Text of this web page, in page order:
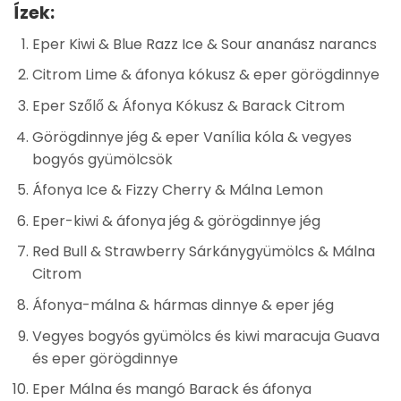
Ízek:
Eper Kiwi & Blue Razz Ice & Sour ananász narancs
Citrom Lime & áfonya kókusz & eper görögdinnye
Eper Szőlő & Áfonya Kókusz & Barack Citrom
Görögdinnye jég & eper Vanília kóla & vegyes
bogyós gyümölcsök
Áfonya Ice & Fizzy Cherry & Málna Lemon
Eper-kiwi & áfonya jég & görögdinnye jég
Red Bull & Strawberry Sárkánygyümölcs & Málna
Citrom
Áfonya-málna & hármas dinnye & eper jég
Vegyes bogyós gyümölcs és kiwi maracuja Guava
és eper görögdinnye
Eper Málna és mangó Barack és áfonya